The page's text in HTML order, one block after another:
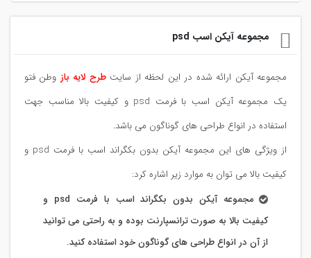
مجموعه آیکن اسب psd
مجموعه آیکن ارائه شده در این لحظه از سایتطرح لایه باز وطن فتو
یک مجموعه آیکن اسب با فرمت psd و کیفیت بالا مناسب جهت
استفاده در انواع طراحی های گوناگون می باشد.
از ویژگی های این مجموعه آیکن بدون بکگراند اسب با فرمت psd و
کیفیت بالا می توان به موارد زیر اشاره کرد:
مجموعه آیکن بدون بکگراند اسب با فرمت psd و
کیفیت بالا به صورت ترانسپارنت بوده و به راحتی می توانید
از آن در انواع طراحی های گوناگون خود استفاده کنید.